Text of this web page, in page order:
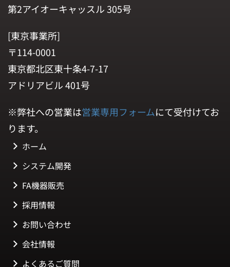
第2アイオーキャッスル 305号
[東京事業所]
〒114-0001
東京都北区東十条4-7-17
アドリアビル 401号
※弊社への営業は営業専用フォームにて受付けてお
ります。
ホーム
システム開発
FA機器販売
採用情報
お問い合わせ
会社情報
よくあるご質問